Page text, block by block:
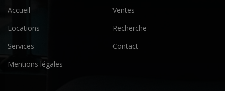
Accueil
Ventes
Locations
Recherche
Services
Contact
Mentions légales